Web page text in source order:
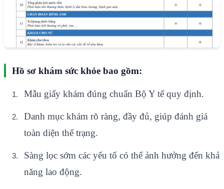
Hồ sơ khám sức khỏe bao gồm:
Mẫu giấy khám đúng chuẩn Bộ Y tế quy định.
Danh mục khám rõ ràng, đầy đủ, giúp đánh giá
toàn diện thể trạng.
Sàng lọc sớm các yếu tố có thể ảnh hưởng đến khả
năng lao động.